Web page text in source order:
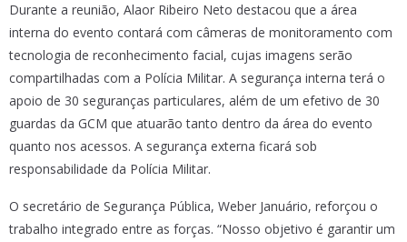
Durante a reunião, Alaor Ribeiro Neto destacou que a área
interna do evento contará com câmeras de monitoramento com
tecnologia de reconhecimento facial, cujas imagens serão
compartilhadas com a Polícia Militar. A segurança interna terá o
apoio de 30 seguranças particulares, além de um efetivo de 30
guardas da GCM que atuarão tanto dentro da área do evento
quanto nos acessos. A segurança externa ficará sob
responsabilidade da Polícia Militar.
O secretário de Segurança Pública, Weber Januário, reforçou o
trabalho integrado entre as forças. “Nosso objetivo é garantir um